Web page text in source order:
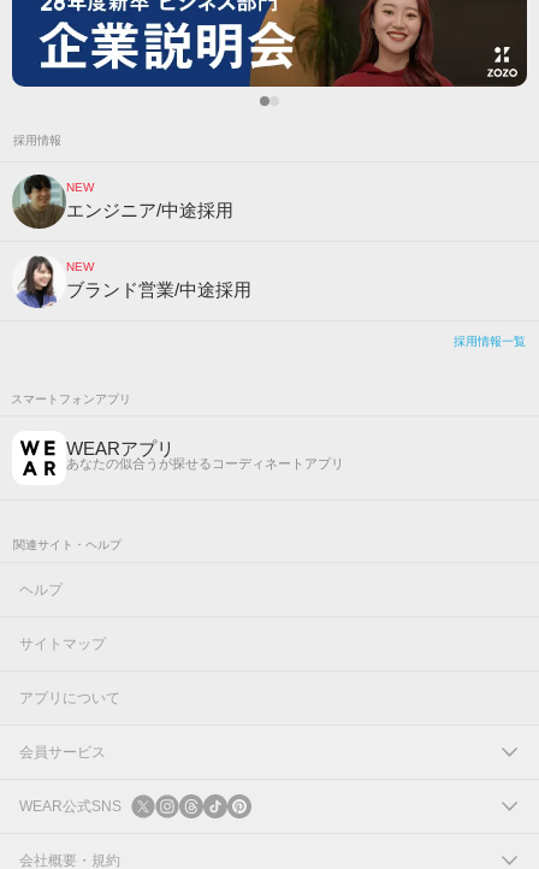
採用情報
NEW
エンジニア/中途採用
NEW
ブランド営業/中途採用
採用情報一覧
スマートフォンアプリ
WEARアプリ
あなたの似合うが探せるコーディネートアプリ
関連サイト・ヘルプ
ヘルプ
サイトマップ
アプリについて
会員サービス
ログイン
新規会員登録
WEAR公式SNS
X
会社概要・規約